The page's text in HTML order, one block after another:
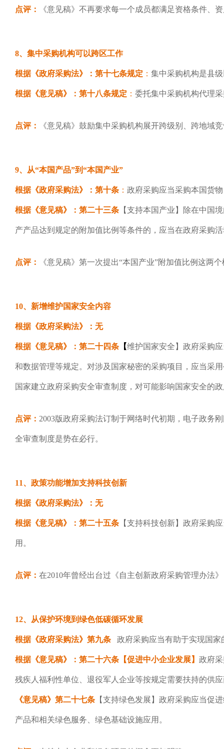
点评： 《意见稿》不再要求每一个成员都满足资格条件、
8、集中采购机构可以跨区工作
根据《政府采购法》：第十七条规定 ： 集中采购机构是县
根据《意见稿》：第十八条规定 ： 委托集中采购机构代理
点评： 《意见稿》鼓励集中采购机构展开跨级别、跨地域
9、从“本国产品”到“本国产业”
根据《政府采购法》：第十条 ： 政府采购应当采购本国货
根据《意见稿》：第二十三条 【支持本国产业】除在中国
产产品达到规定的附加值比例等条件的，应当在政府采购
点评： 《意见稿》第一次提出“本国产业”附加值比例这两
10、新增维护国家安全内容
根据《政府采购法》：无
根据《意见稿》：第二十四条 【维护国家安全】政府采购
和数据管理等规定。对涉及国家秘密的采购项目，应当采
国家建立政府采购安全审查制度，对可能影响国家安全的
点评： 2003版政府采购法订制于网络时代初期，电子政务
全审查制度是势在必行。
11、政策功能增加支持科技创新
根据《政府采购法》：无
根据《意见稿》：第二十五条 【支持科技创新】政府采购
用。
点评： 在2010年曾经出台过《自主创新政府采购管理办法
12、从保护环境到绿色低碳循环发展
根据《政府采购法》第九条 政府采购应当有助于实现国家
根据《意见稿》：第二十六条 【促进中小企业发展】 政府
残疾人福利性单位、退役军人企业等按规定需要扶持的供
《意见稿》 第二十七条 【支持绿色发展】政府采购应当促
产品和相关绿色服务、绿色基础设施应用。